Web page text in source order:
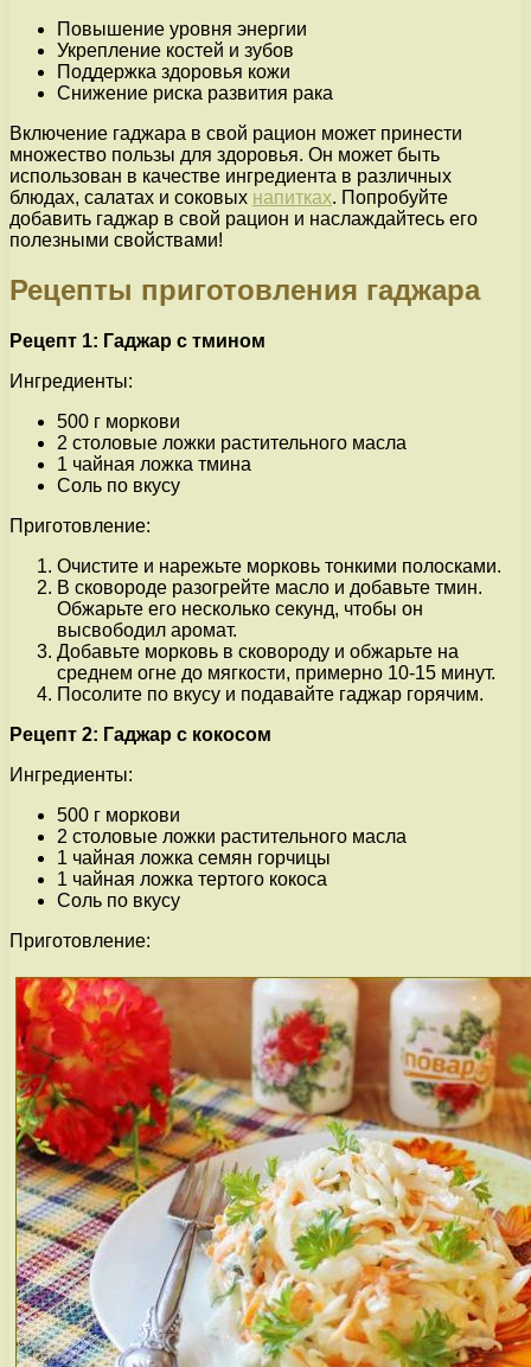
Повышение уровня энергии
Укрепление костей и зубов
Поддержка здоровья кожи
Снижение риска развития рака
Включение гаджара в свой рацион может принести
множество пользы для здоровья. Он может быть
использован в качестве ингредиента в различных
блюдах, салатах и соковых напитках. Попробуйте
добавить гаджар в свой рацион и наслаждайтесь его
полезными свойствами!
Рецепты приготовления гаджара
Рецепт 1: Гаджар с тмином
Ингредиенты:
500 г моркови
2 столовые ложки растительного масла
1 чайная ложка тмина
Соль по вкусу
Приготовление:
Очистите и нарежьте морковь тонкими полосками.
В сковороде разогрейте масло и добавьте тмин.
Обжарьте его несколько секунд, чтобы он
высвободил аромат.
Добавьте морковь в сковороду и обжарьте на
среднем огне до мягкости, примерно 10-15 минут.
Посолите по вкусу и подавайте гаджар горячим.
Рецепт 2: Гаджар с кокосом
Ингредиенты:
500 г моркови
2 столовые ложки растительного масла
1 чайная ложка семян горчицы
1 чайная ложка тертого кокоса
Соль по вкусу
Приготовление: